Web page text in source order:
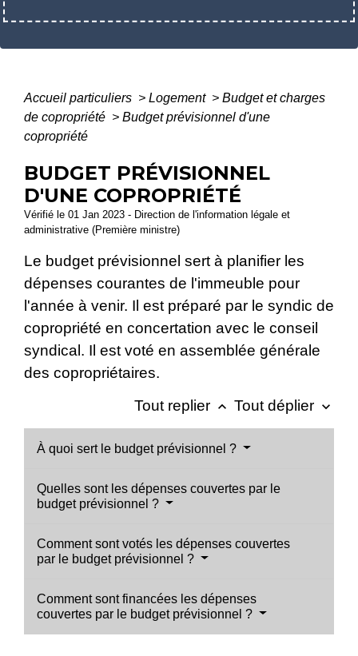
Accueil particuliers > Logement > Budget et charges
de copropriété > Budget prévisionnel d'une
copropriété
BUDGET PRÉVISIONNEL
D'UNE COPROPRIÉTÉ
Vérifié le 01 Jan 2023 - Direction de l'information légale et
administrative (Première ministre)
Le budget prévisionnel sert à planifier les
dépenses courantes de l'immeuble pour
l'année à venir. Il est préparé par le syndic de
copropriété en concertation avec le conseil
syndical. Il est voté en assemblée générale
des copropriétaires.
Tout replier keyboard_arrow_up Tout déplier keyboard_arrow_down
À quoi sert le budget prévisionnel ?
Quelles sont les dépenses couvertes par le
budget prévisionnel ?
Comment sont votés les dépenses couvertes
par le budget prévisionnel ?
Comment sont financées les dépenses
couvertes par le budget prévisionnel ?